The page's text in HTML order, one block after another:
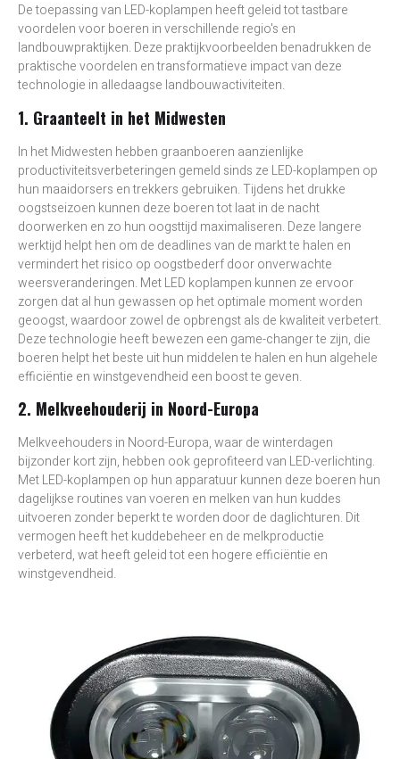
De toepassing van LED-koplampen heeft geleid tot tastbare
voordelen voor boeren in verschillende regio's en
landbouwpraktijken. Deze praktijkvoorbeelden benadrukken de
praktische voordelen en transformatieve impact van deze
technologie in alledaagse landbouwactiviteiten.
1. Graanteelt in het Midwesten
In het Midwesten hebben graanboeren aanzienlijke
productiviteitsverbeteringen gemeld sinds ze LED-koplampen op
hun maaidorsers en trekkers gebruiken. Tijdens het drukke
oogstseizoen kunnen deze boeren tot laat in de nacht
doorwerken en zo hun oogsttijd maximaliseren. Deze langere
werktijd helpt hen om de deadlines van de markt te halen en
vermindert het risico op oogstbederf door onverwachte
weersveranderingen. Met LED koplampen kunnen ze ervoor
zorgen dat al hun gewassen op het optimale moment worden
geoogst, waardoor zowel de opbrengst als de kwaliteit verbetert.
Deze technologie heeft bewezen een game-changer te zijn, die
boeren helpt het beste uit hun middelen te halen en hun algehele
efficiëntie en winstgevendheid een boost te geven.
2. Melkveehouderij in Noord-Europa
Melkveehouders in Noord-Europa, waar de winterdagen
bijzonder kort zijn, hebben ook geprofiteerd van LED-verlichting.
Met LED-koplampen op hun apparatuur kunnen deze boeren hun
dagelijkse routines van voeren en melken van hun kuddes
uitvoeren zonder beperkt te worden door de daglichturen. Dit
vermogen heeft het kuddebeheer en de melkproductie
verbeterd, wat heeft geleid tot een hogere efficiëntie en
winstgevendheid.